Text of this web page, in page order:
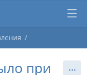
при